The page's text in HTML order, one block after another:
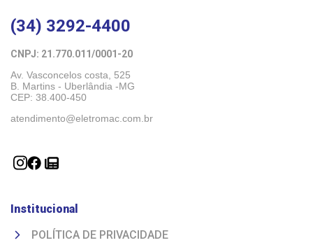
(34) 3292-4400
CNPJ: 21.770.011/0001-20
Av. Vasconcelos costa, 525
B. Martins - Uberlândia -MG
CEP: 38.400-450
atendimento@eletromac.com.br
Institucional
POLÍTICA DE PRIVACIDADE